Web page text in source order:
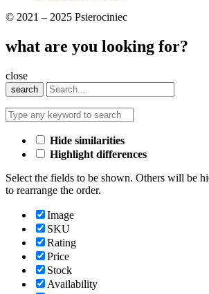
© 2021 – 2025 Psierociniec
what are you looking for?
close
search
Hide similarities
Highlight differences
Select the fields to be shown. Others will be
to rearrange the order.
Image
SKU
Rating
Price
Stock
Availability